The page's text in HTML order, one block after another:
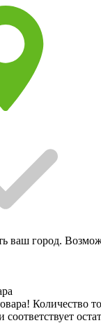
ваш город.
Количество